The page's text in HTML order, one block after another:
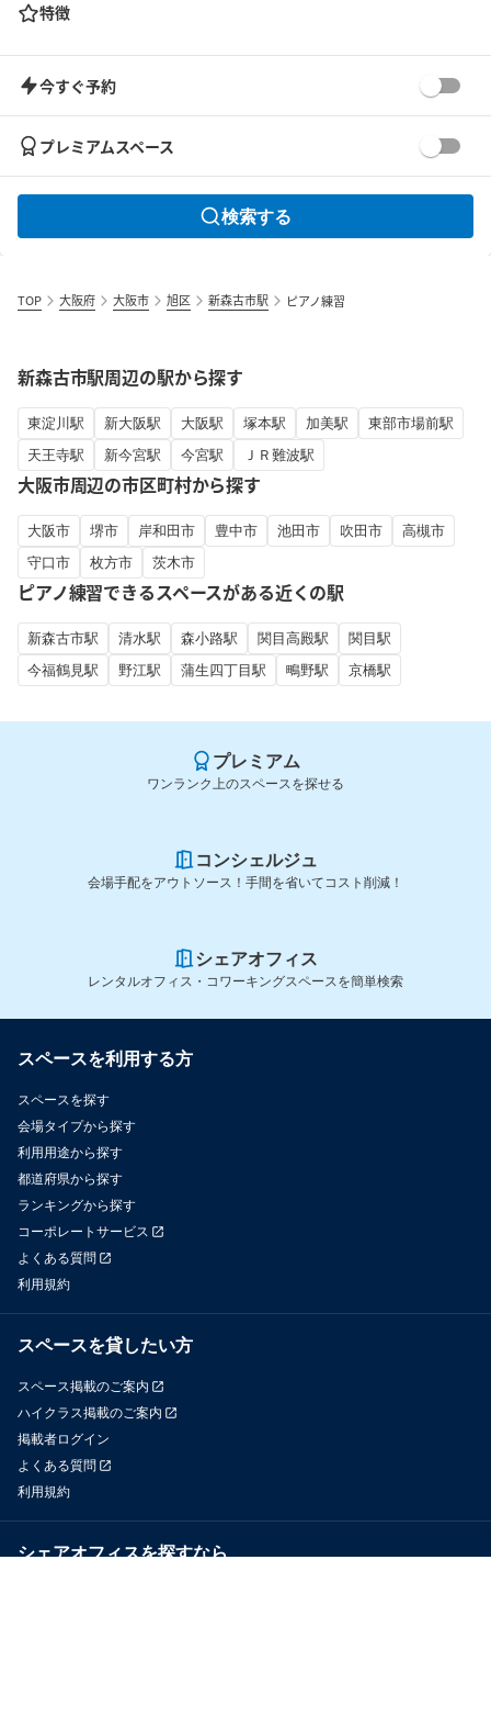
特徴
今すぐ予約
プレミアムスペース
検索する
TOP 大阪府 大阪市 旭区 新森古市駅 ピアノ練習
新森古市駅周辺の駅から探す
東淀川駅 新大阪駅 大阪駅 塚本駅 加美駅
東部市場前駅
天王寺駅
新今宮駅 今宮駅 ＪＲ難波駅
大阪市周辺の市区町村から探す
大阪市 堺市 岸和田市 豊中市 池田市 吹田市
高槻市
守口市
枚方市 茨木市
ピアノ練習できるスペースがある近くの駅
新森古市駅 清水駅 森小路駅 関目高殿駅
関目駅
今福鶴見駅
野江駅 蒲生四丁目駅 鴫野駅 京橋駅
プレミアム
ワンランク上のスペースを探せる
コンシェルジュ
会場手配をアウトソース！手間を省いてコスト削減！
シェアオフィス
レンタルオフィス・コワーキングスペースを簡単検索
スペースを利用する方
スペースを探す
会場タイプから探す
利用用途から探す
都道府県から探す
ランキングから探す
コーポレートサービス
よくある質問
利用規約
スペースを貸したい方
スペース掲載のご案内
ハイクラス掲載のご案内
掲載者ログイン
よくある質問
利用規約
シェアオフィスを探すなら